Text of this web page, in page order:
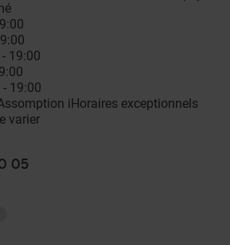
19:00
19:00
iHoraires exceptionnels
varier
05